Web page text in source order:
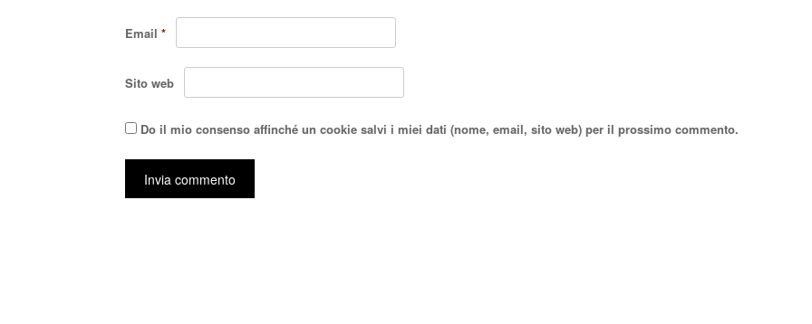
Email *
Sito web
Do il mio consenso affinché un cookie salvi i miei dati (nome, email, sito web) per il prossimo commento.